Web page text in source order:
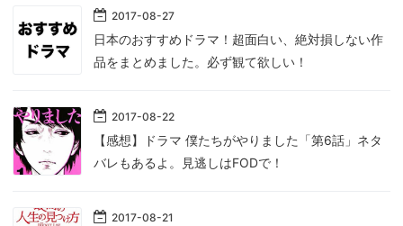
2017-08-27
日本のおすすめドラマ！超面白い、絶対損しない作
品をまとめました。必ず観て欲しい！
2017-08-22
【感想】ドラマ 僕たちがやりました「第6話」ネタ
バレもあるよ。見逃しはFODで！
2017-08-21